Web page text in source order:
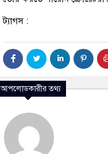
ট্যাগস :
আপলোডকারীর তথ্য